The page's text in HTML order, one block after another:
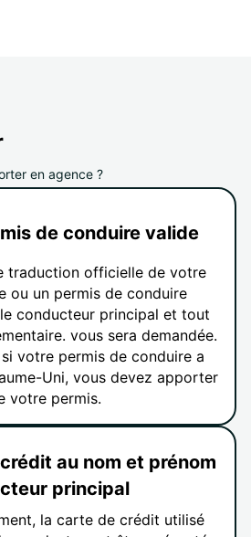
en agence ?
de conduire valide
traduction officielle de votre
ou un permis de conduire
conducteur principal et tout
vous sera demandée.
votre permis de conduire a
Uni, vous devez apporter
votre permis.
au nom et prénom
principal
la carte de crédit utilisé